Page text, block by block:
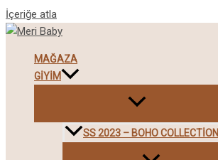
İçeriğe atla
MAĞAZA
GIYIM
SS 2023 – BOHO COLLECTION